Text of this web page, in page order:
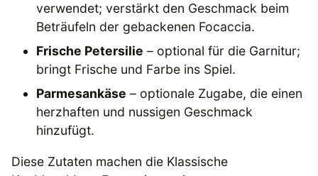
verwendet; verstärkt den Geschmack beim
Beträufeln der gebackenen Focaccia.
Frische Petersilie – optional für die Garnitur;
bringt Frische und Farbe ins Spiel.
Parmesankäse – optionale Zugabe, die einen
herzhaften und nussigen Geschmack
hinzufügt.
Diese Zutaten machen die Klassische